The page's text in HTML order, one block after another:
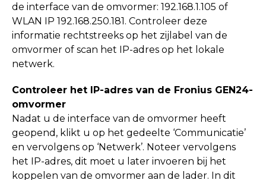
de interface van de omvormer: 192.168.1.105 of
WLAN IP 192.168.250.181. Controleer deze
informatie rechtstreeks op het zijlabel van de
omvormer of scan het IP-adres op het lokale
netwerk.
Controleer het IP-adres van de Fronius GEN24-
omvormer
Nadat u de interface van de omvormer heeft
geopend, klikt u op het gedeelte ‘Communicatie’
en vervolgens op ‘Netwerk’. Noteer vervolgens
het IP-adres, dit moet u later invoeren bij het
koppelen van de omvormer aan de lader. In dit